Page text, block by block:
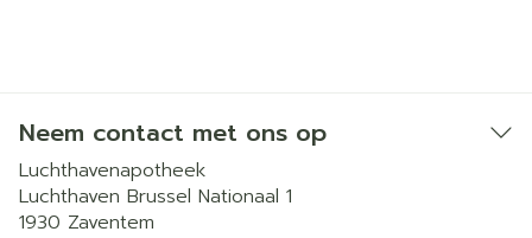
Neem contact met ons op
Luchthavenapotheek
Luchthaven Brussel Nationaal 1
1930 Zaventem